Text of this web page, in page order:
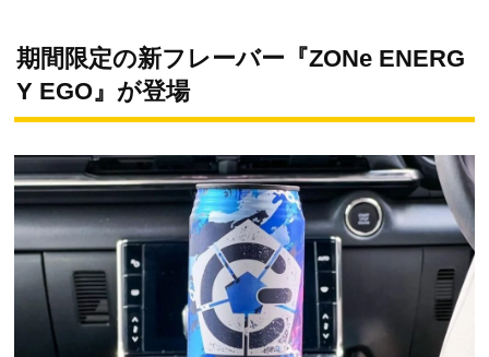
期間限定の新フレーバー『ZONe ENERG
Y EGO』が登場